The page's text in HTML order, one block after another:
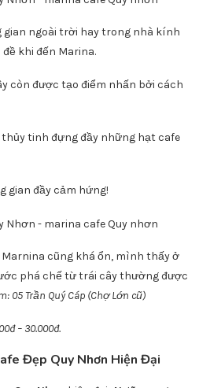
khu mua sắm An Phú Thịnh
quán cafe được ưa chuộng
khi đến Marina.
còn được tạo điểm nhấn bởi cách